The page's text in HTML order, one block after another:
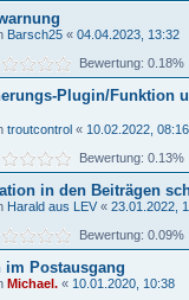
Barsch25 « 04.04.2023, 13:32
Bewertung: 0.18%
Plugin/Funktion
troutcontrol « 10.02.2022, 08:16
Bewertung: 0.13%
in den Beiträgen
Harald aus LEV « 23.01.2022,
Bewertung: 0.09%
im Postausgang
Michael. « 10.01.2020, 10:38